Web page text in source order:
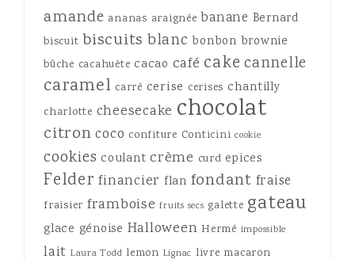
amande ananas araignée banane Bernard
biscuit biscuits blanc bonbon brownie
bûche cacahuète cacao café cake cannelle
caramel carré cerise cerises chantilly
charlotte cheesecake chocolat
citron coco confiture Conticini cookie
cookies coulant crème curd epices
Felder financier flan fondant fraise
fraisier framboise fruits secs galette gateau
glace génoise Halloween Hermé impossible
lait Laura Todd lemon Lignac livre macaron